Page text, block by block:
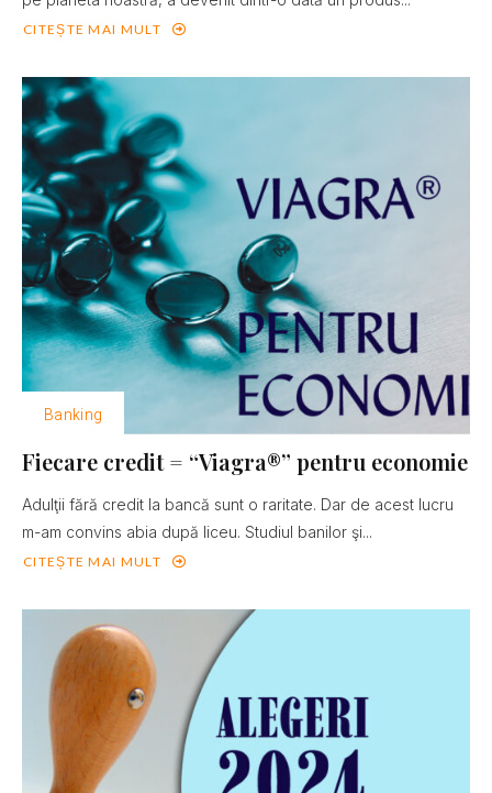
CITEȘTE MAI MULT
Banking
Fiecare credit = “Viagra®” pentru economie
Adulţii fără credit la bancă sunt o raritate. Dar de acest lucru
m-am convins abia după liceu. Studiul banilor şi...
CITEȘTE MAI MULT